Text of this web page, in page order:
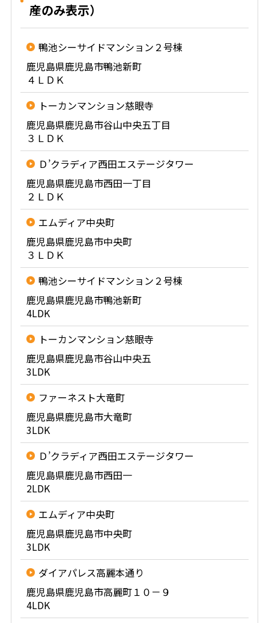
産のみ表示）
鴨池シーサイドマンション２号棟
鹿児島県鹿児島市鴨池新町
４ＬＤＫ
トーカンマンション慈眼寺
鹿児島県鹿児島市谷山中央五丁目
３ＬＤＫ
Ｄ’クラディア西田エステージタワー
鹿児島県鹿児島市西田一丁目
２ＬＤＫ
エムディア中央町
鹿児島県鹿児島市中央町
３ＬＤＫ
鴨池シーサイドマンション２号棟
鹿児島県鹿児島市鴨池新町
4LDK
トーカンマンション慈眼寺
鹿児島県鹿児島市谷山中央五
3LDK
ファーネスト大竜町
鹿児島県鹿児島市大竜町
3LDK
Ｄ’クラディア西田エステージタワー
鹿児島県鹿児島市西田一
2LDK
エムディア中央町
鹿児島県鹿児島市中央町
3LDK
ダイアパレス高麗本通り
鹿児島県鹿児島市高麗町１０－９
4LDK